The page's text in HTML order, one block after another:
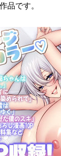
品です。